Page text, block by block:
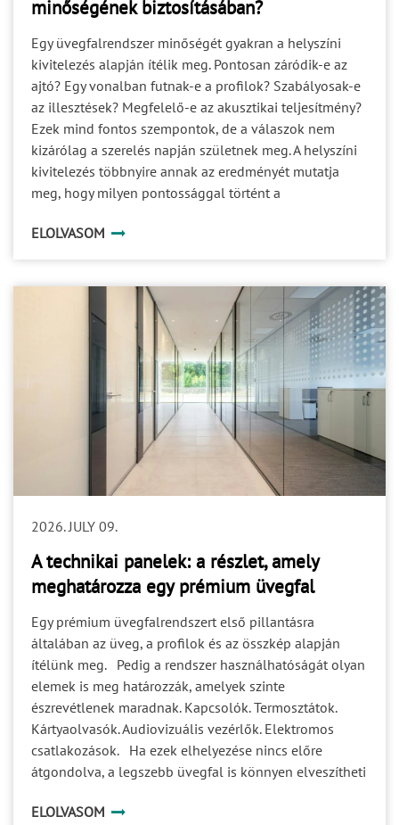
minőségének biztosításában?
Egy üvegfalrendszer minőségét gyakran a helyszíni
kivitelezés alapján ítélik meg. Pontosan záródik-e az
ajtó? Egy vonalban futnak-e a profilok? Szabályosak-e
az illesztések? Megfelelő-e az akusztikai teljesítmény?
Ezek mind fontos szempontok, de a válaszok nem
kizárólag a szerelés napján születnek meg. A helyszíni
kivitelezés többnyire annak az eredményét mutatja
meg, hogy milyen pontossággal történt a
üvegek megrendelése és a különböző szereplők
megérkezne a helyszínre.
ELOLVASOM
2026. JULY 09.
A technikai panelek: a részlet, amely
meghatározza egy prémium üvegfal
működését
Egy prémium üvegfalrendszert első pillantásra
általában az üveg, a profilok és az összkép alapján
ítélünk meg. Pedig a rendszer használhatóságát olyan
elemek is meg határozzák, amelyek szinte
észrevétlenek maradnak. Kapcsolók. Termosztátok.
Kártyaolvasók. Audiovizuális vezérlők. Elektromos
csatlakozások. Ha ezek elhelyezése nincs előre
átgondolva, a legszebb üvegfal is könnyen elveszítheti
nemcsak esztétikai kompromisszumokat
ELOLVASOM